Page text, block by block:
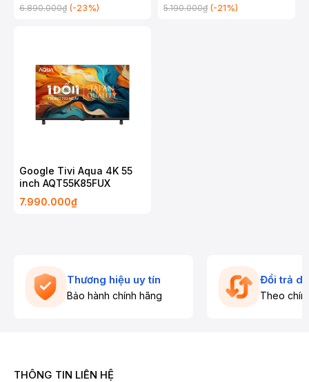
6.890.000₫ (-23%) 5.190.000₫ (-21%)
Google Tivi Aqua 4K 55
inch AQT55K85FUX
7.990.000₫
Thương hiệu uy tín
Bảo hành chính hãng
Đổi trả
Theo
THÔNG TIN LIÊN HỆ